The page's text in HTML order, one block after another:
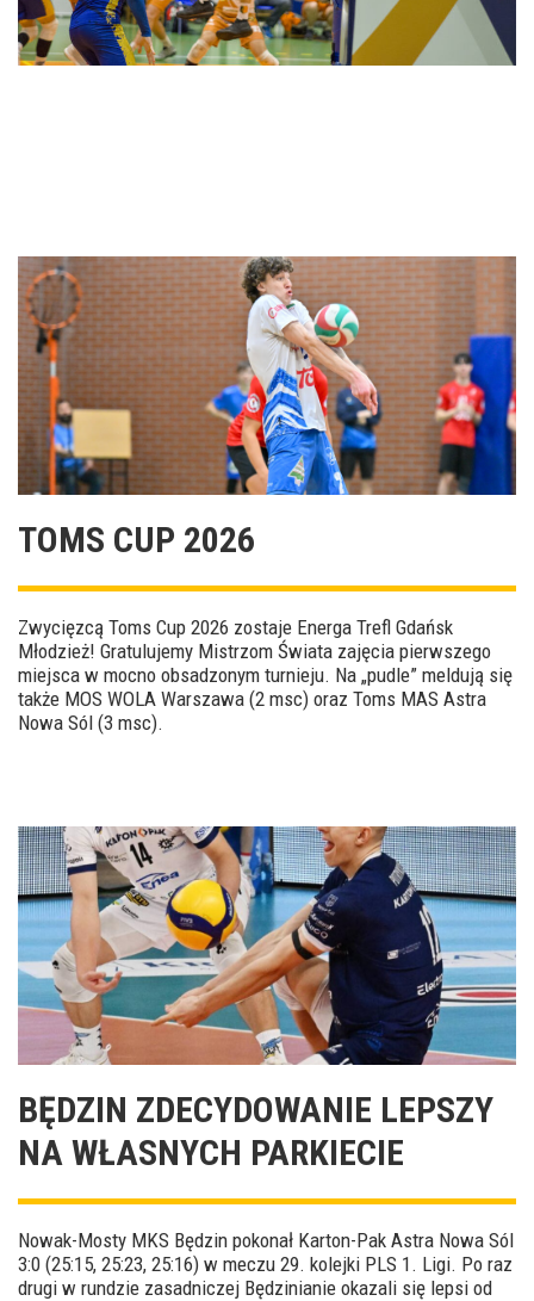
TOMS CUP 2026
Zwycięzcą Toms Cup 2026 zostaje Energa Trefl Gdańsk
Młodzież! Gratulujemy Mistrzom Świata zajęcia pierwszego
miejsca w mocno obsadzonym turnieju. Na „pudle” meldują się
także MOS WOLA Warszawa (2 msc) oraz Toms MAS Astra
Nowa Sól (3 msc).
BĘDZIN ZDECYDOWANIE LEPSZY
NA WŁASNYCH PARKIECIE
Nowak-Mosty MKS Będzin pokonał Karton-Pak Astra Nowa Sól
3:0 (25:15, 25:23, 25:16) w meczu 29. kolejki PLS 1. Ligi. Po raz
drugi w rundzie zasadniczej Będzinianie okazali się lepsi od